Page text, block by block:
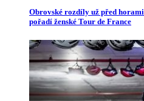
Obrovské rozdíly už před
pořadí ženské Tour de France